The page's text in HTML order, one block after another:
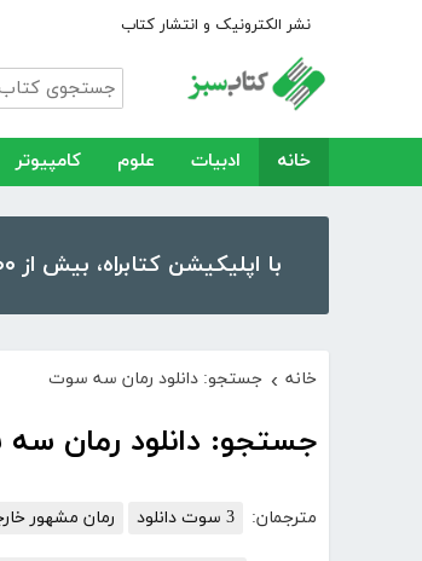
نشر الکترونیک و انتشار کتاب
خانه ادبیات علوم کامپیوتر
با اپلیکیشن کتابراه، بیش از ۵۰،۰۰۰ کتاب، کتاب صوتی و رمان را در موبایل و تبلت خود داشته باشید!
خانه › جستجو: دانلود رمان سه سوت
جستجو: دانلود رمان
مترجمان: 3 سوت دانلود رمان مشهور